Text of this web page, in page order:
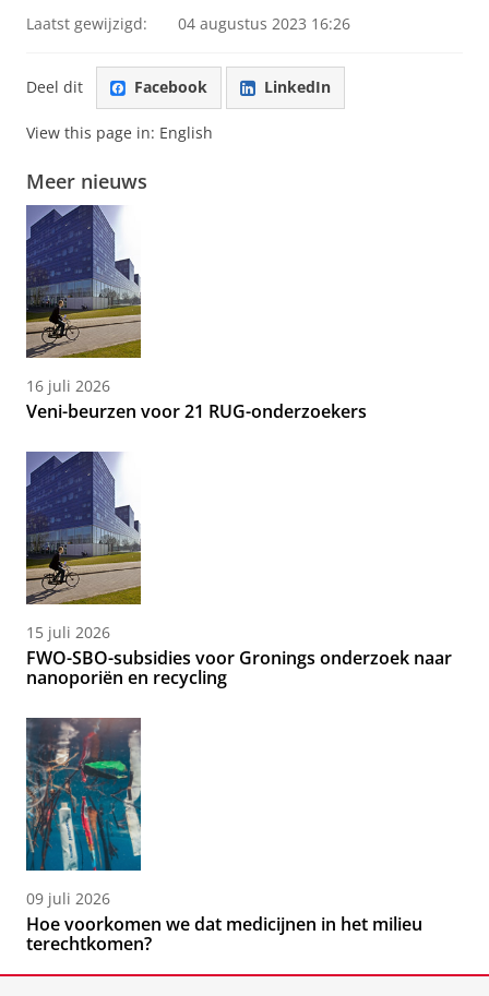
Laatst gewijzigd: 04 augustus 2023 16:26
Deel dit Facebook LinkedIn
View this page in: English
Meer nieuws
16 juli 2026
Veni-beurzen voor 21 RUG-onderzoekers
15 juli 2026
FWO-SBO-subsidies voor Gronings onderzoek naar
nanoporiën en recycling
09 juli 2026
Hoe voorkomen we dat medicijnen in het milieu
terechtkomen?